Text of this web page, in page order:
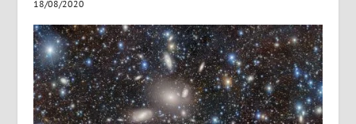
18/08/2020